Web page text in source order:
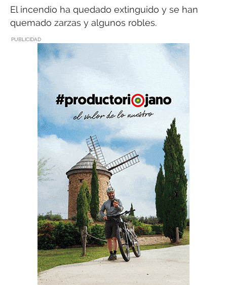
El incendio ha quedado extinguido y se han
quemado zarzas y algunos robles.
PUBLICIDAD